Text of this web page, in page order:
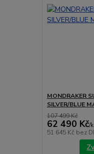
MONDRAKER
SILVER/BLUE
107 499 Kč
62 490 Kč/
51 645 Kč bez